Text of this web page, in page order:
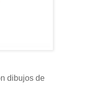
dibujos de